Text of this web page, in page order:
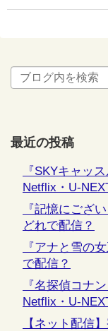
最近の投稿
『SKYキャッ
Netflix・U-
『記憶にござ
どれで配信？
『アナと雪の
で配信？
『名探偵コナ
Netflix・U-
【ネット配信